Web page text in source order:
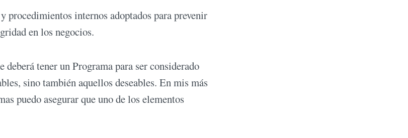
procedimientos internos adoptados para prevenir
en los negocios.
deberá tener un Programa para ser considerado
sino también aquellos deseables. En mis más
puedo asegurar que uno de los elementos